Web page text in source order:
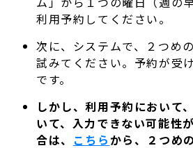
利用予約してください。
次に、システムで、２つめ
試みてください。予約が受
です。
しかし、利用予約において
いて、入力できない可能性
合は、 こちら から、２つめ